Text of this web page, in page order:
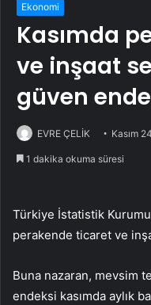
Ekonomi
Kasımda
ve inşaat
güven
EVRE ÇELİK Kasım
1 dakika okuma süresi
Türkiye İstatistik Kurumu
perakende ticaret ve
Buna nazaran, mevsim
endeksi kasımda aylık